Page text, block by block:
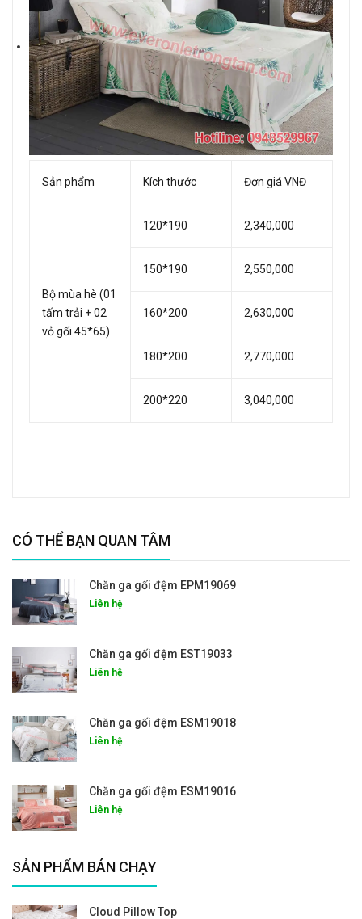
Sản phẩm Kích thước Đơn giá VNĐ
Bộ mùa hè (01
tấm trải + 02
vỏ gối 45*65)
120*190 2,340,000
150*190 2,550,000
160*200 2,630,000
180*200 2,770,000
200*220 3,040,000
CÓ THỂ BẠN QUAN TÂM
Chăn ga gối đệm EPM19069
Liên hệ
Chăn ga gối đệm EST19033
Liên hệ
Chăn ga gối đệm ESM19018
Liên hệ
Chăn ga gối đệm ESM19016
Liên hệ
SẢN PHẨM BÁN CHẠY
Cloud Pillow Top